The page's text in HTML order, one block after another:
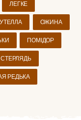
ЛЕГКЕ
ОЖИНА
ПОМІДОР
СТЕРЛЯДЬ
РЕДЬКА